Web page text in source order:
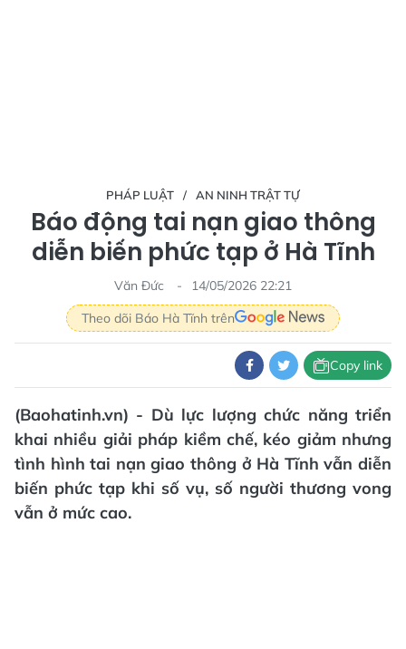
PHÁP LUẬT AN NINH TRẬT TỰ
Báo động tai nạn giao thông
diễn biến phức tạp ở Hà Tĩnh
Văn Đức
14/05/2026 22:21
Theo dõi Báo Hà Tĩnh trên
Copy link
(Baohatinh.vn) - Dù lực lượng chức năng triển
khai nhiều giải pháp kiềm chế, kéo giảm nhưng
tình hình tai nạn giao thông ở Hà Tĩnh vẫn diễn
biến phức tạp khi số vụ, số người thương vong
vẫn ở mức cao.